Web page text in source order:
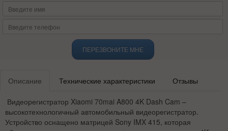
ПЕРЕЗВОНИТЕ МНЕ
Описание Технические характеристики Отзывы
Видеорегистратор Xiaomi 70mai A800 4K Dash Cam –
высокотехнологичный автомобильный видеорегистратор.
Устройство оснащено матрицей Sony IMX 415, которая